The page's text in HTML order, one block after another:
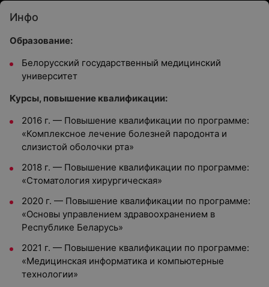
Инфо
Образование:
Белорусский государственный медицинский
университет
Курсы, повышение квалификации:
2016 г. — Повышение квалификации по программе:
«Комплексное лечение болезней пародонта и
слизистой оболочки рта»
2018 г. — Повышение квалификации по программе:
«Стоматология хирургическая»
2020 г. — Повышение квалификации по программе:
«Основы управлением здравоохранением в
Республике Беларусь»
2021 г. — Повышение квалификации по программе:
«Медицинская информатика и компьютерные
технологии»